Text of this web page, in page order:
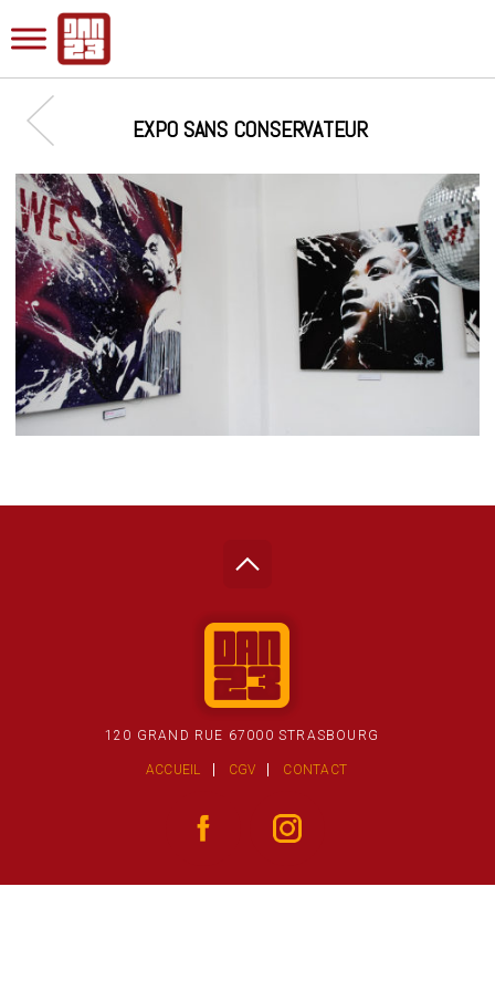
EXPO SANS CONSERVATEUR
120 GRAND RUE 67000 STRASBOURG
ACCUEIL CGV CONTACT